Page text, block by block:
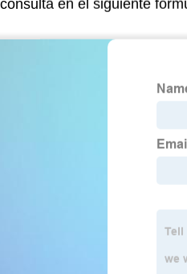
en el siguiente